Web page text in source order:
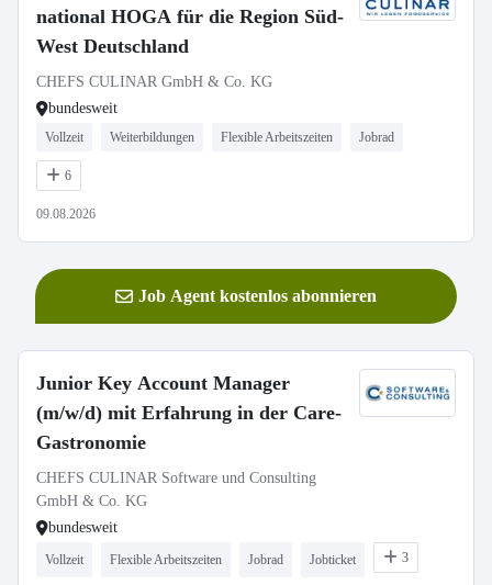
national HOGA für die Region Süd-
West Deutschland
CHEFS CULINAR GmbH & Co. KG
bundesweit
Vollzeit Weiterbildungen Flexible Arbeitszeiten Jobrad
6
09.08.2026
Job Agent kostenlos abonnieren
Junior Key Account Manager
(m/w/d) mit Erfahrung in der Care-
Gastronomie
CHEFS CULINAR Software und Consulting
GmbH & Co. KG
bundesweit
Vollzeit Flexible Arbeitszeiten Jobrad Jobticket 3